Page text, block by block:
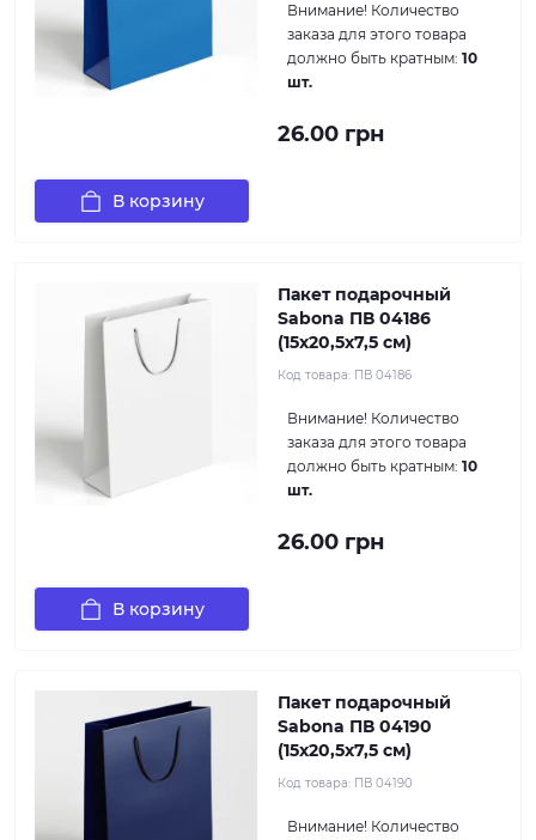
Внимание! Количество
заказа для этого товара
должно быть кратным: 10
шт.
26.00 грн
В корзину
Пакет подарочный
Sabona ПВ 04186
(15x20,5x7,5 см)
Код товара: ПВ 04186
Внимание! Количество
заказа для этого товара
должно быть кратным: 10
шт.
26.00 грн
В корзину
Пакет подарочный
Sabona ПВ 04190
(15x20,5x7,5 см)
Код товара: ПВ 04190
Внимание! Количество